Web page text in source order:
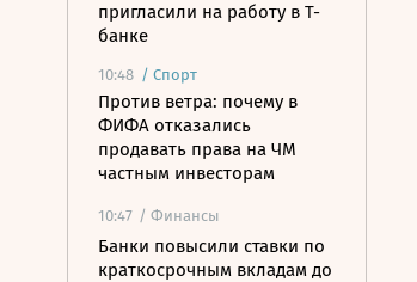
пригласили на работу в Т-
банке
10:48 / Спорт
Против ветра: почему в
ФИФА отказались
продавать права на ЧМ
частным инвесторам
10:47 / Финансы
Банки повысили ставки по
краткосрочным вкладам до